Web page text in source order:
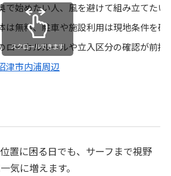
で始めたい人、風を避けて組み立てたい
は無料、駐車や施設利用は現地条件を確
ローカルルールや立入区分の確認が前提
津市内浦周辺
スクロールできます
置に困る日でも、サーフまで視野
気に増えます。